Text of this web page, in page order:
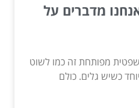
מדברים על
מפותחת זה כמו לשוט
כשיש גלים. כולם